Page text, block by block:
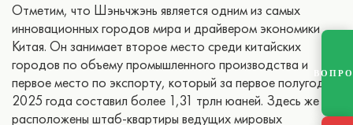
Отметим, что Шэньчжэнь является одним из самых
инновационных городов мира и драйвером экономики
Китая. Он занимает второе место среди китайских
городов по объему промышленного производства и
первое место по экспорту, который за первое полугодие
2025 года составил более 1,31 трлн юаней. Здесь же
расположены штаб-квартиры ведущих мировых